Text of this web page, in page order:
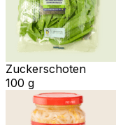
Zuckerschoten
100 g